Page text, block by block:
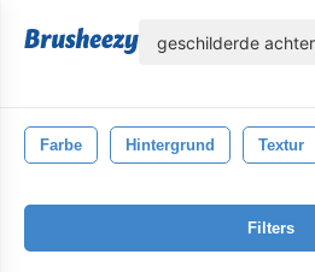
Farbe Hintergrund Textur
Filters